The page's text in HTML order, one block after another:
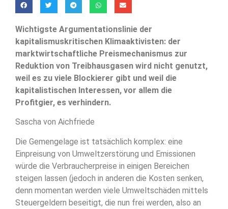
Wichtigste Argumentationslinie der
kapitalismuskritischen Klimaaktivisten: der
marktwirtschaftliche Preismechanismus zur
Reduktion von Treibhausgasen wird nicht genutzt,
weil es zu viele Blockierer gibt und weil die
kapitalistischen Interessen, vor allem die
Profitgier, es verhindern.
Sascha von Aichfriede
Die Gemengelage ist tatsächlich komplex: eine
Einpreisung von Umweltzerstörung und Emissionen
würde die Verbraucherpreise in einigen Bereichen
steigen lassen (jedoch in anderen die Kosten senken,
denn momentan werden viele Umweltschäden mittels
Steuergeldern beseitigt, die nun frei werden, also an